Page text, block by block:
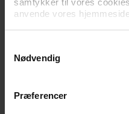
anvende vores hjemmeside.
Nødvendig
Præferencer
LANDSHOLDS-
I TESTKAMPE